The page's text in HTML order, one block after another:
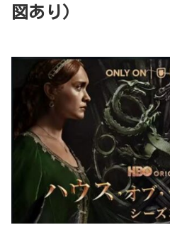
図あり）